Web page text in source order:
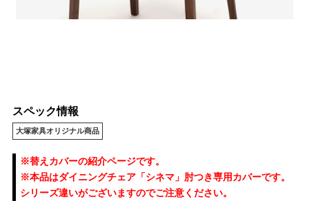
スペック情報
大塚家具オリジナル商品
※替えカバーの紹介ページです。
※本品はダイニングチェア「シネマ」肘つき専用カバーです。
シリーズ違いがございますのでご注意ください。